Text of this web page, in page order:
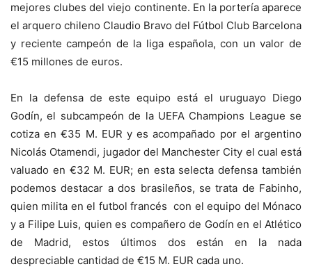
mejores clubes del viejo continente. En la portería aparece
el arquero chileno Claudio Bravo del Fútbol Club Barcelona
y reciente campeón de la liga española, con un valor de
€15 millones de euros.
En la defensa de este equipo está el uruguayo Diego
Godín, el subcampeón de la UEFA Champions League se
cotiza en€35 M. EUR y es acompañado porel argentino
Nicolás Otamendi, jugador del Manchester City el cual está
valuado en €32 M. EUR; en esta selecta defensa también
podemos destacar a dos brasileños, se trata de Fabinho,
quien milita en el futbol francés con el equipo del Mónaco
y a Filipe Luis, quien es compañero de Godín en el Atlético
de Madrid, estos últimos dos están en la nada
despreciable cantidad de €15 M. EUR cada uno.